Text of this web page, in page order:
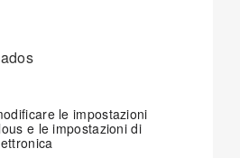
le impostazioni
e le impostazioni di